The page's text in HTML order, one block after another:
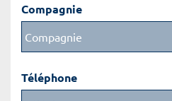
Compagnie
Téléphone